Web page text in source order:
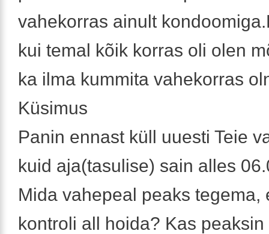
vahekorras ainult
kui temal kõik korras oli olen
ka ilma kummita vahekorras
Küsimus
Panin ennast küll uuesti Teie
kuid aja(tasulise) sain alles
Mida vahepeal peaks tegema,
kontroli all hoida? Kas